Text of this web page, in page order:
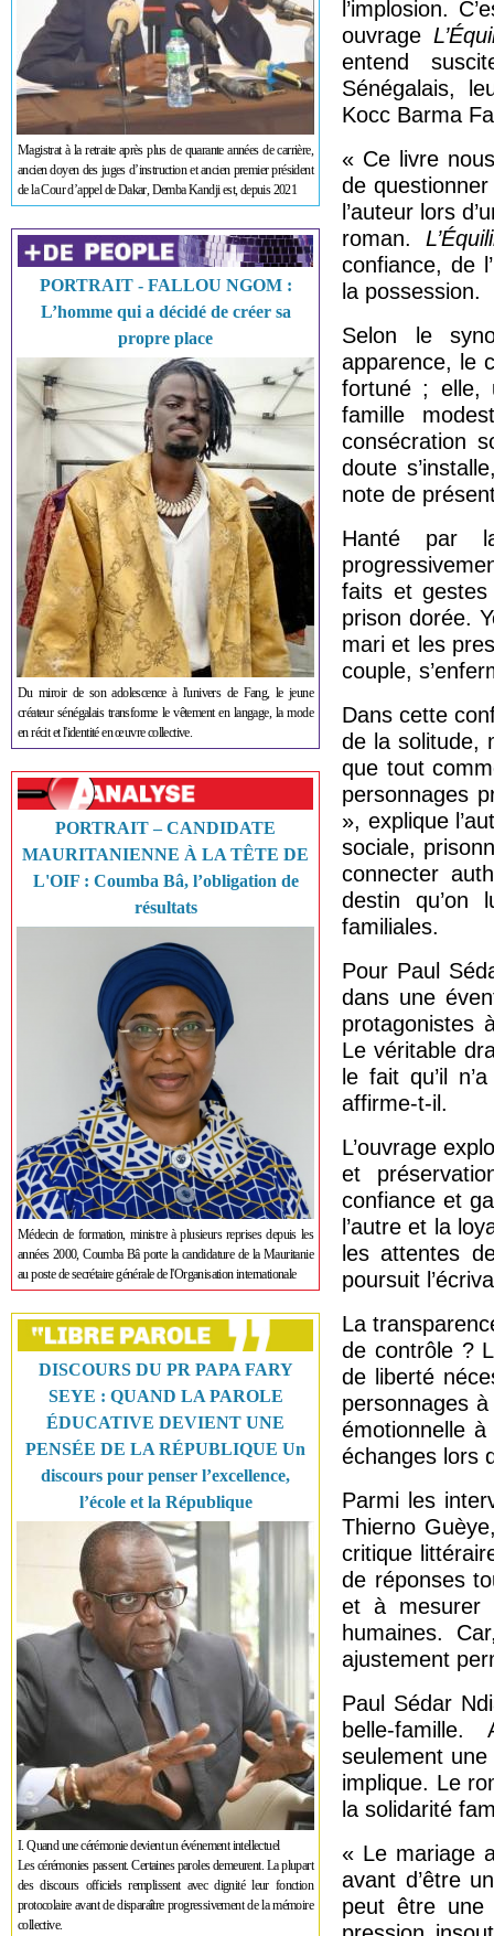
Magistrat à la retraite après plus de quarante années de carrière,
ancien doyen des juges d’instruction et ancien premier président
de la Cour d’appel de Dakar, Demba Kandji est, depuis 2021
PORTRAIT - FALLOU NGOM :
L’homme qui a décidé de créer sa
propre place
Du miroir de son adolescence à l'univers de Fang, le jeune
créateur sénégalais transforme le vêtement en langage, la mode
en récit et l'identité en œuvre collective.
PORTRAIT – CANDIDATE
MAURITANIENNE À LA TÊTE DE
L'OIF : Coumba Bâ, l’obligation de
résultats
Médecin de formation, ministre à plusieurs reprises depuis les
années 2000, Coumba Bâ porte la candidature de la Mauritanie
au poste de secrétaire générale de l'Organisation internationale
DISCOURS DU PR PAPA FARY
SEYE : QUAND LA PAROLE
ÉDUCATIVE DEVIENT UNE
PENSÉE DE LA RÉPUBLIQUE Un
discours pour penser l’excellence,
l’école et la République
I. Quand une cérémonie devient un événement intellectuel
Les cérémonies passent. Certaines paroles demeurent. La plupart
des discours officiels remplissent avec dignité leur fonction
protocolaire avant de disparaître progressivement de la mémoire
collective.
l’implosion.
ouvrage
entend
Sénégalais,
Kocc Barma
« Ce livre
de
l’auteur lors
roman.
confiance, de
la possession.
Selon le
apparence, le
fortuné ; elle,
famille
consécration
doute
note de
Hanté par
faits et
prison dorée.
mari et les
couple,
Dans cette
de la solitude,
que tout
personnages
», explique
sociale,
connecter
destin qu’on
familiales.
Pour Paul
dans une
protagonistes
Le véritable
le fait qu’il
affirme-t-il.
L’ouvrage
et
confiance et
l’autre et la
les attentes
poursuit
La
de contrôle ?
de liberté
personnages
émotionnelle
échanges lors
Parmi les
Thierno
critique
de réponses
et à mesurer
humaines.
ajustement
Paul Sédar
belle-
seulement
implique. Le
la solidarité
« Le mariage
avant d’être
peut être